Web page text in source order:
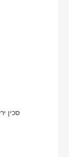
סכין